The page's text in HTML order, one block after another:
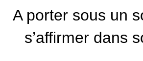
A porter sous un
s’affirmer dans